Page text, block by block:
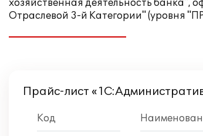
хозяйственная деятельность банка",
Отраслевой 3-й Категории" (уровня
Прайс-лист
Код